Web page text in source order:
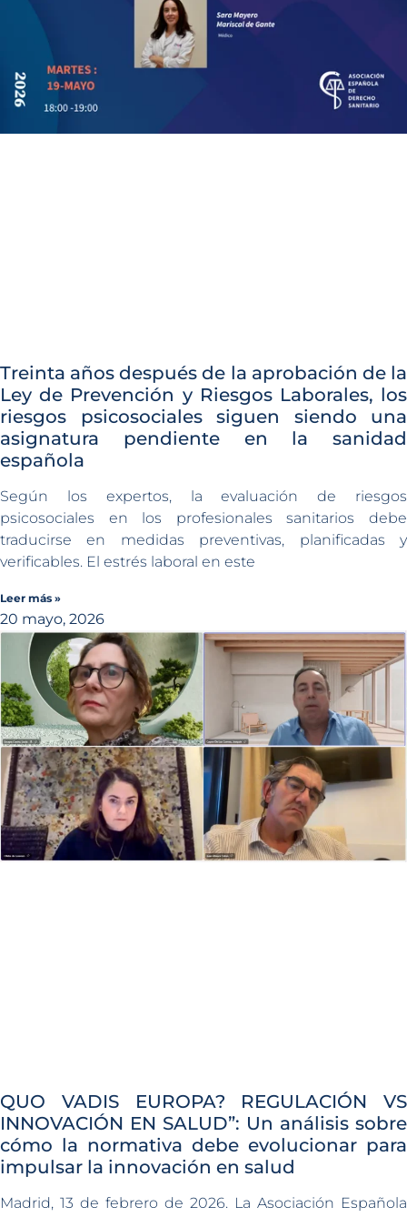
Treinta años después de la aprobación de la
Ley de Prevención y Riesgos Laborales, los
riesgos psicosociales siguen siendo una
asignatura pendiente en la sanidad
española
Según los expertos, la evaluación de riesgos
psicosociales en los profesionales sanitarios debe
traducirse en medidas preventivas, planificadas y
verificables. El estrés laboral en este
Leer más »
20 mayo, 2026
QUO VADIS EUROPA? REGULACIÓN VS
INNOVACIÓN EN SALUD”: Un análisis sobre
cómo la normativa debe evolucionar para
impulsar la innovación en salud
Madrid, 13 de febrero de 2026. La Asociación Española